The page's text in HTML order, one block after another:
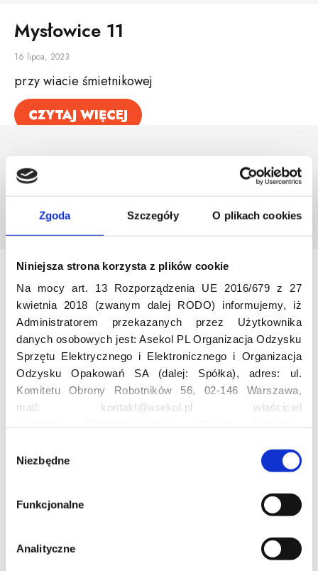
Zgoda Szczegóły O plikach cookies
Niniejsza strona korzysta z plików cookie
Na mocy art. 13 Rozporządzenia UE 2016/679 z 27
kwietnia 2018 (zwanym dalej RODO) informujemy, iż
Administratorem przekazanych przez Użytkownika
danych osobowych jest: Asekol PL Organizacja Odzysku
Sprzętu Elektrycznego i Elektronicznego i Organizacja
Odzysku Opakowań SA (dalej: Spółka), adres: ul.
Komitetu Obrony Robotników 56, 02-146 Warszawa,
mail: kontakt@asekol.pl właściciel
Asekolove. Administrator przetwarza następujące dane
osobowe Użytkowników: imię, nazwisko, adres e-mail,
numer telefonu, miasto, preferencje Użytkownika,
lokalizacja, obszar zainteresowania, dane przetwarzane
reklamowy Użytkownika, lokalizacja, identyfikator
urządzenia, data i godzina korzystania z serwisu, dane
Niezbędne
Funkcjonalne
Analityczne
Mysłowice 11
16 lipca, 2023
przy wiacie śmietnikowej
CZYTAJ WIĘCEJ
Odwiedź nas
Projekt edukacyjny F(RE)Ecykling – FREEducation
Konkurs